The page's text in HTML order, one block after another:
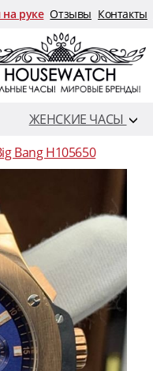
руке Отзывы Контакты
ЖЕНСКИЕ ЧАСЫ
Bang H105650